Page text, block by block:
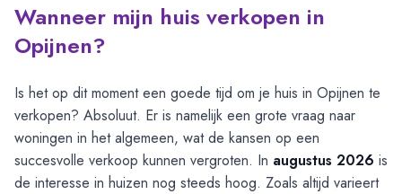
Wanneer mijn huis verkopen in
Opijnen?
Is het op dit moment een goede tijd om je huis in Opijnen te
verkopen? Absoluut. Er is namelijk een grote vraag naar
woningen in het algemeen, wat de kansen op een
succesvolle verkoop kunnen vergroten. In augustus 2026 is
de interesse in huizen nog steeds hoog. Zoals altijd varieert